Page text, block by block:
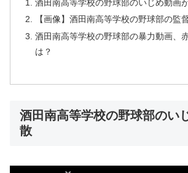
酒田南高等学校の野球部のいじめ動画
【画像】酒田南高等学校の野球部の監
酒田南高等学校の野球部の暴力動画、
は？
酒田南高等学校の野球部のい
散